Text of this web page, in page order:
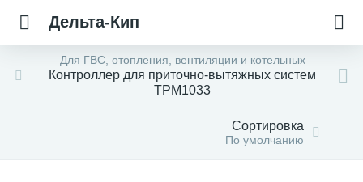
Дельта-Кип
Для ГВС, отопления, вентиляции и котельных
Контроллер для приточно-вытяжных систем
ТРМ1033
Сортировка
По умолчанию